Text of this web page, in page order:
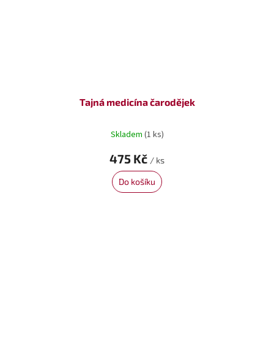
Tajná medicína čarodějek
Skladem (1 ks)
475 Kč / ks
Do košíku